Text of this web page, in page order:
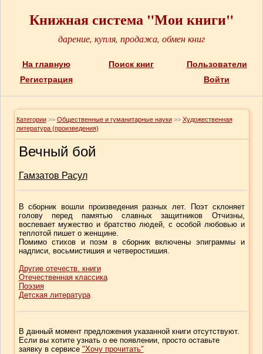
Книжная система "Мои книги"
дарение, купля, продажа, обмен книг
На главную Поиск книг
Пользователи
Регистрация
Войти
Категории >> Общественные и гуманитарные науки >> Художественная
литература (произведения)
Вечный бой
Гамзатов Расул
В сборник вошли произведения разных лет. Поэт склоняет
голову перед памятью славных защитников Отчизны,
воспевает мужество и братство людей, с особой любовью и
теплотой пишет о женщине.
Помимо стихов и поэм в сборник включены эпиграммы и
надписи, восьмистишия и четверостишия.
Другие отечеств. книги
Отечественная классика
Поэзия
Детская литература
В данный момент предложения указанной книги отсутствуют.
Если вы хотите узнать о ее появлении, просто оставьте
заявку в сервисе "Хочу прочитать"